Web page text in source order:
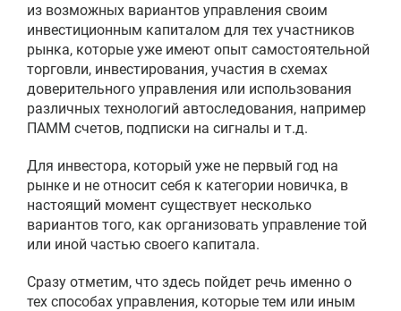
из возможных вариантов управления своим
инвестиционным капиталом для тех участников
рынка, которые уже имеют опыт самостоятельной
торговли, инвестирования, участия в схемах
доверительного управления или использования
различных технологий автоследования, например
ПАММ счетов, подписки на сигналы и т.д.
Для инвестора, который уже не первый год на
рынке и не относит себя к категории новичка, в
настоящий момент существует несколько
вариантов того, как организовать управление той
или иной частью своего капитала.
Сразу отметим, что здесь пойдет речь именно о
тех способах управления, которые тем или иным